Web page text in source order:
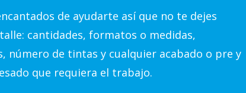
de ayudarte así que no te dejes
cantidades, formatos o medidas,
número de tintas y cualquier acabado o pre y
que requiera el trabajo.